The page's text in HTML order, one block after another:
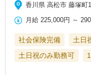
香川県 高松市 藤塚町
月給 225,000円 ～
社会保険完備 土日
土日祝のみ勤務可